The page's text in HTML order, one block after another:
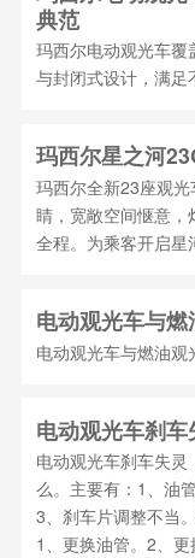
典范
玛西尔电动观光车
与封闭式设计，满足
玛西尔星之河
玛西尔全新23座观
睛，宽敞空间惬意，
全程。为乘客开启星
电动观光车与
电动观光车与燃油
电动观光车刹
电动观光车刹车失
么。主要有：1、油
3、刹车片调整不当
1、更换油管。2、